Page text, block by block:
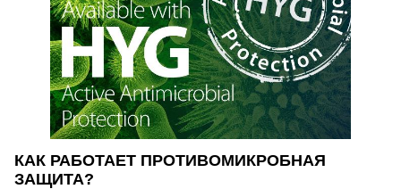
КАК РАБОТАЕТ ПРОТИВОМИКРОБНАЯ
ЗАЩИТА?